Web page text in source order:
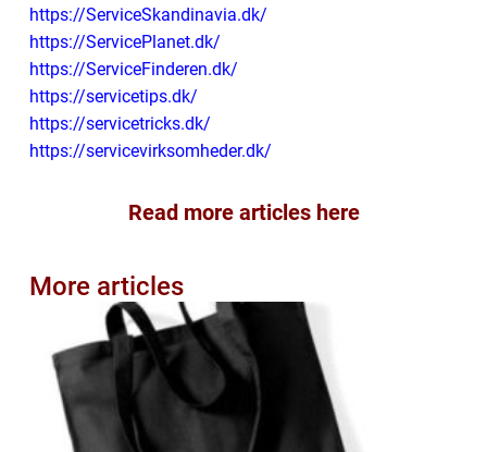
https://ServiceSkandinavia.dk/
https://ServicePlanet.dk/
https://ServiceFinderen.dk/
https://servicetips.dk/
https://servicetricks.dk/
https://servicevirksomheder.dk/
Read more articles here
More articles